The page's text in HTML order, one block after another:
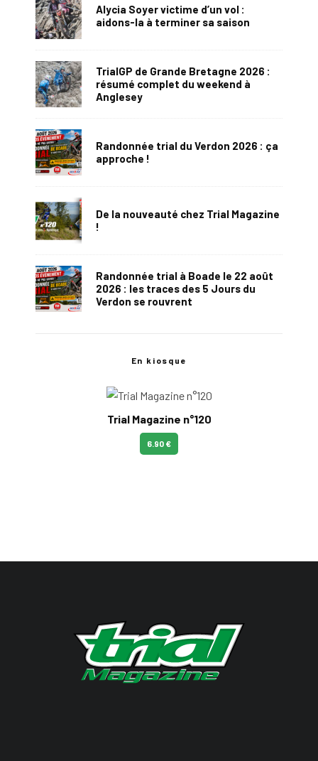
Alycia Soyer victime d’un vol :
aidons-la à terminer sa saison
TrialGP de Grande Bretagne 2026 :
résumé complet du weekend à
Anglesey
Randonnée trial du Verdon 2026 : ça
approche !
De la nouveauté chez Trial Magazine
!
Randonnée trial à Boade le 22 août
2026 : les traces des 5 Jours du
Verdon se rouvrent
En kiosque
Trial Magazine n°120
6.90 €